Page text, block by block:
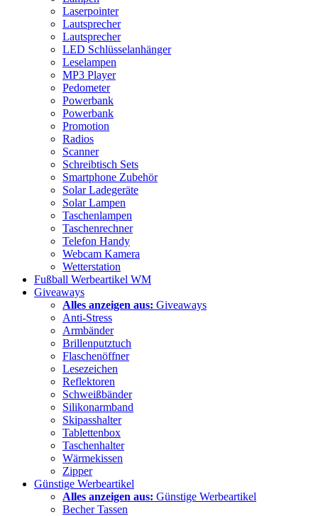
Laserpointer
Lautsprecher
Lautsprecher
LED Schlüsselanhänger
Leselampen
MP3 Player
Pedometer
Powerbank
Powerbank
Promotion
Radios
Scanner
Schreibtisch Sets
Smartphone Zubehör
Solar Ladegeräte
Solar Lampen
Taschenlampen
Taschenrechner
Telefon Handy
Webcam Kamera
Wetterstation
Fußball Werbeartikel WM
Giveaways
Alles anzeigen aus: Giveaways
Anti-Stress
Armbänder
Brillenputztuch
Flaschenöffner
Lesezeichen
Reflektoren
Schweißbänder
Silikonarmband
Skipasshalter
Tablettenbox
Taschenhalter
Wärmekissen
Zipper
Günstige Werbeartikel
Alles anzeigen aus: Günstige Werbeartikel
Becher Tassen